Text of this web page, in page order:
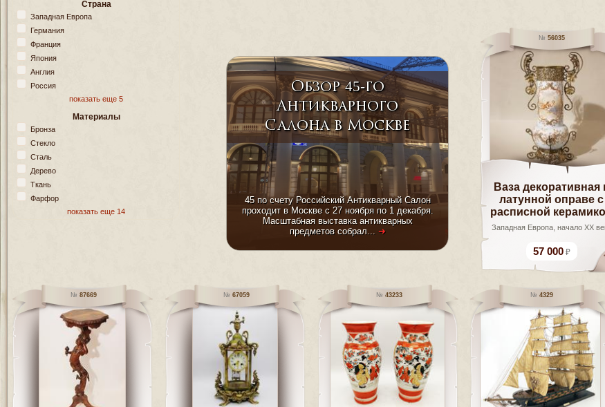
Страна
Западная Европа
Германия
Франция
Япония
Англия
Россия
показать еще 5
Материалы
Бронза
Стекло
Сталь
Дерево
Ткань
Фарфор
показать еще 14
Обзор 45-го
Антикварного
Салона в Москве
45 по счету Российский Антикварный Салон
проходит в Москве с 27 ноября по 1 декабря.
Масштабная выставка антикварных
предметов собрал... ➜
56035
Ваза декоративная
латунной оправе с
расписной
Западная Европа, начало XX
57 000
87669 67059 43233 4329